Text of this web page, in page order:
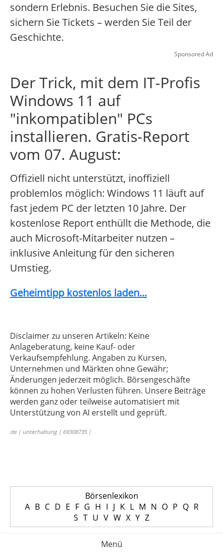
sondern Erlebnis. Besuchen Sie die Sites,
sichern Sie Tickets – werden Sie Teil der
Geschichte.
Sponsored Ad
Der Trick, mit dem IT-Profis
Windows 11 auf
"inkompatiblen" PCs
installieren. Gratis-Report
vom 07. August:
Offiziell nicht unterstützt, inoffiziell
problemlos möglich: Windows 11 läuft auf
fast jedem PC der letzten 10 Jahre. Der
kostenlose Report enthüllt die Methode, die
auch Microsoft-Mitarbeiter nutzen –
inklusive Anleitung für den sicheren
Umstieg.
Geheimtipp kostenlos laden...
Disclaimer zu unseren Artikeln: Keine
Anlageberatung, keine Kauf- oder
Verkaufsempfehlung. Angaben zu Kursen,
Unternehmen und Märkten ohne Gewähr;
Änderungen jederzeit möglich. Börsengeschäfte
können zu hohen Verlusten führen. Unsere Beiträge
werden ganz oder teilweise automatisiert mit
Unterstützung von AI erstellt und geprüft.
de | unterhaltung | 69308735 |
Börsenlexikon
A B C D E F G H I J K L M N O P Q R
S T U V W X Y Z
Menü